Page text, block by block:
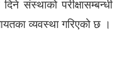
संस्थाको परीक्षासम्बन्धी
व्यवस्था गरिएको छ ।